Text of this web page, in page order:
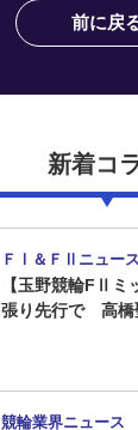
前に戻
新着コ
ＦⅠ＆ＦⅡニュース
【玉野競輪FⅡミ
張り先行で 高橋
競輪業界ニュース